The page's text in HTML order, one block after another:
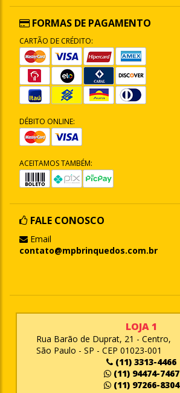
FORMAS DE PAGAMENTO
CARTÃO DE CRÉDITO:
DÉBITO ONLINE:
ACEITAMOS TAMBÉM:
FALE CONOSCO
Email
contato@mpbrinquedos.com.br
LOJA 1
Rua Barão de Duprat, 21 - Centro,
São Paulo - SP - CEP 01023-001
(11) 3313-4466
(11) 94474-7467
(11) 97266-8304